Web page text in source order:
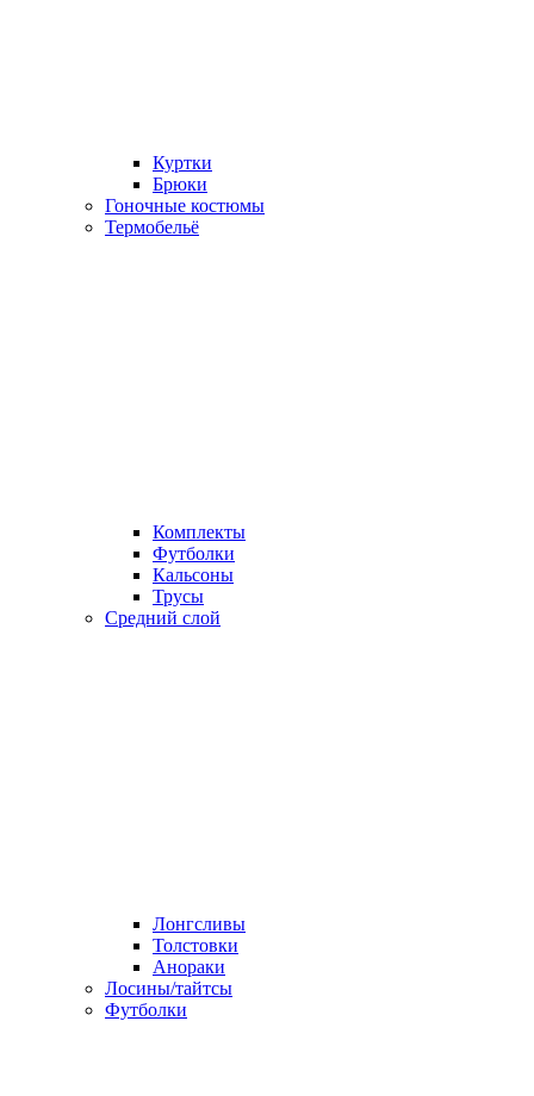
Куртки
Брюки
Гоночные костюмы
Термобельё
Комплекты
Футболки
Кальсоны
Трусы
Средний слой
Лонгсливы
Толстовки
Анораки
Лосины/тайтсы
Футболки